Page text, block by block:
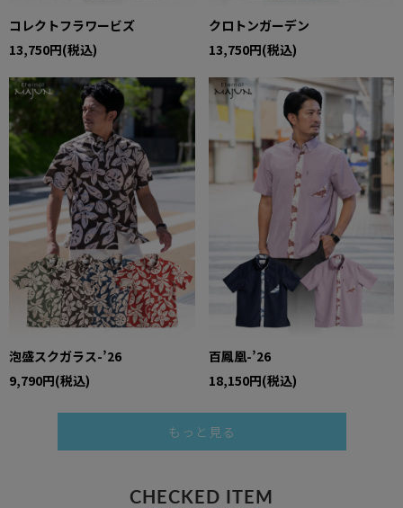
コレクトフラワービズ
13,750円(税込)
クロトンガーデン
13,750円(税込)
泡盛スクガラス-’26
9,790円(税込)
百鳳凰-’26
18,150円(税込)
もっと見る
CHECKED ITEM